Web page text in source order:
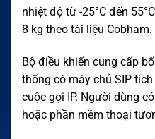
nhiệt độ từ -25°C đến
8 kg theo tài liệu Cobham.
Bộ điều khiển cung cấp
thống có máy chủ SIP
cuộc gọi IP. Người dùng
hoặc phần mềm thoại